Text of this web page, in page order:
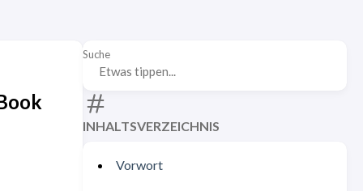
Suche
INHALTSVERZEICHNIS
Vorwort